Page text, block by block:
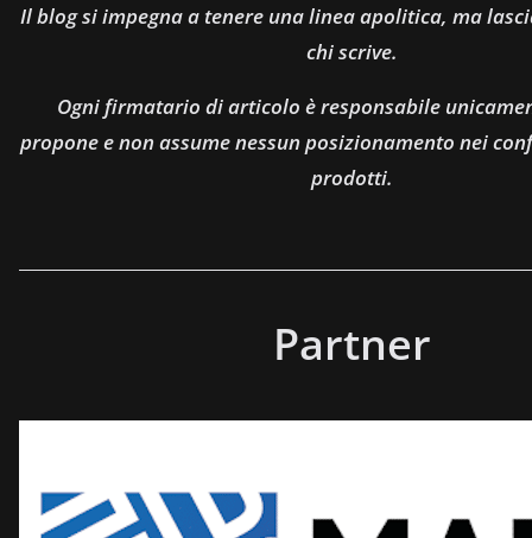
Il blog si impegna a tenere una linea apolitica, ma
chi scrive.
Ogni firmatario di articolo è responsabile
propone e non assume nessun posizionamento nei
prodotti.
Partner